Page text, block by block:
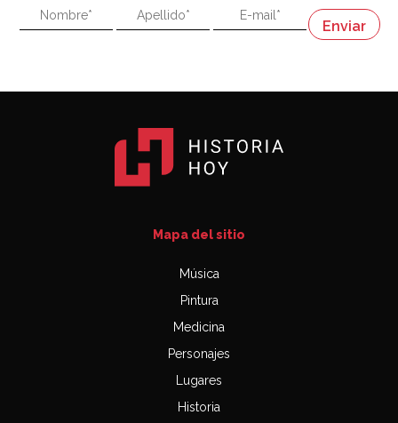
"En política, la estupidez no es una desventaja"
Napoleón
Mapa del sitio
Música
Pintura
Medicina
Personajes
Lugares
Historia